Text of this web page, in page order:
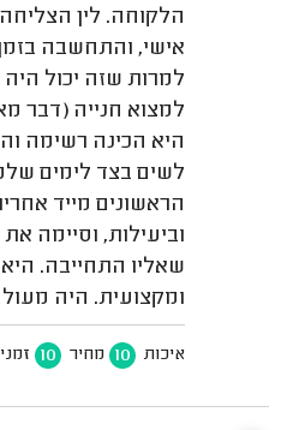
הלקוחה. לין
אישי, והתחשבה
למרות שזה יכול
למצוא חנייה (דבר
היא הכינה רשימה
לשים בצד לימים
הראשונים מייד
וביעילות, וסיימה
שאליו התחייבה.
ומקצועית. היה
איכות 10 מחיר 10